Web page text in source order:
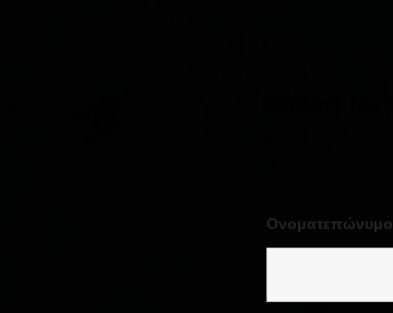
Ονοματεπώνυμο